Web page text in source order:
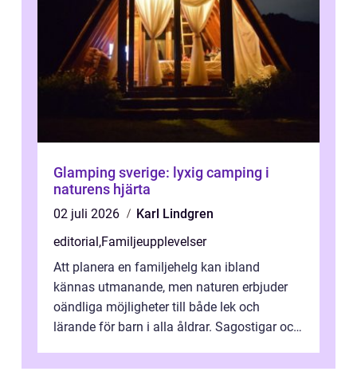
Glamping sverige: lyxig camping i
naturens hjärta
02 juli 2026
Karl Lindgren
editorial,Familjeupplevelser
Att planera en familjehelg kan ibland
kännas utmanande, men naturen erbjuder
oändliga möjligheter till både lek och
lärande för barn i alla åldrar. Sagostigar och